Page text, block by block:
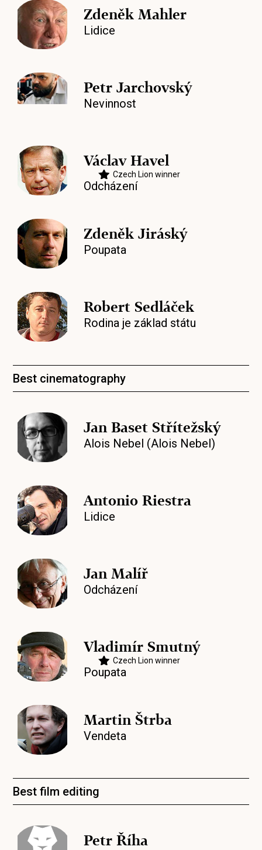
Zdeněk Mahler
Lidice
Petr Jarchovský
Nevinnost
Václav Havel
Czech Lion winner
Odcházení
Zdeněk Jiráský
Poupata
Robert Sedláček
Rodina je základ státu
Best cinematography
Jan Baset Střítežský
Alois Nebel (Alois Nebel)
Antonio Riestra
Lidice
Jan Malíř
Odcházení
Vladimír Smutný
Czech Lion winner
Poupata
Martin Štrba
Vendeta
Best film editing
Petr Říha